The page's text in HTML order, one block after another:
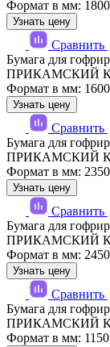
Формат в мм: 1800
Узнать цену
Сравнить
Бумага для
ПРИКАМСКИЙ
Формат в мм: 1600
Узнать цену
Сравнить
Бумага для
ПРИКАМСКИЙ
Формат в мм: 2350
Узнать цену
Сравнить
Бумага для
ПРИКАМСКИЙ
Формат в мм: 2450
Узнать цену
Сравнить
Бумага для
ПРИКАМСКИЙ
Формат в мм: 1150